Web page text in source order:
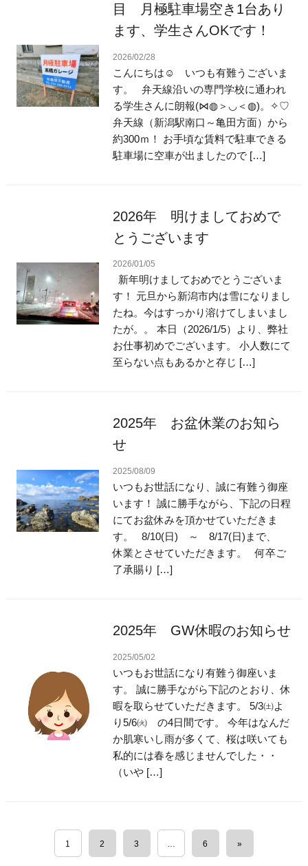
目 月極駐車場空き1台あり
ます、学生さんOKです！
2026/02/28
こんにちは☺ いつも有難うございま
す。 弁天線沿いの専門学校に通われ
る学生さんに朗報(⋈◍＞◡＜◍)。✧♡
弁天線（新潟駅南口～亀田方面）から
約300ｍ！ お手頃な賃料で駐車できる
駐車場に空車が出ましたので […]
2026年 明けましておめで
とうございます
2026/01/05
新年明けましておめでとうございま
す！ 元旦から新潟市内は雪になりまし
たね。今はすっかり溶けてしまいまし
たが。。 本日（2026/1/5）より、弊社
お仕事初めでございます。 小人数にて
至らない点もあるかと存じ […]
2025年 お盆休業のお知ら
せ
2025/08/09
いつもお世話になり、誠に有難う御座
います！ 誠に勝手ながら、下記の日程
にてお盆休みを頂かせていただきま
す。 8/10(日) ～ 8/17(日)まで、
休業とさせていただきます。 何卒ご
了承賜り […]
2025年 GW休暇のお知らせ
2025/05/02
いつもお世話になり有難う御座いま
す。 誠に勝手ながら下記のとおり、休
暇を取らせていただきます。 5/3㈯よ
り5/6㈫ の4日間です。 今年はなんだ
か肌寒いし雨が多くて、桜は咲いても
私的には春を感じませんでした・・
（いや […]
1 2 3 … 6 »